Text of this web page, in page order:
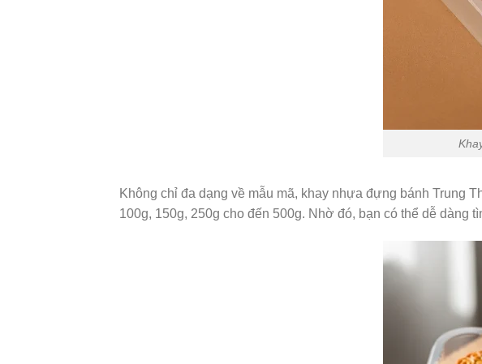
Không chỉ đa dạng về mẫu mã, khay nhựa đựng bánh Trung
100g, 150g, 250g cho đến 500g. Nhờ đó, bạn có thể dễ dàng